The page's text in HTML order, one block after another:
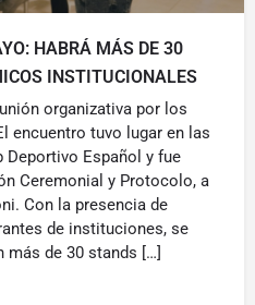
HABRÁ MÁS DE 30
INSTITUCIONALES
organizativa por los
encuentro tuvo lugar en las
Español y fue
Ceremonial y Protocolo, a
Con la presencia de
de instituciones, se
más de 30 stands […]